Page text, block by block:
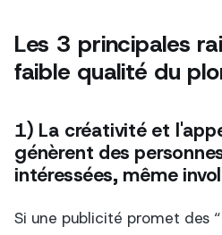
Les 3 principales
faible qualité du
1) La créativité et
génèrent des
intéressées, même
Si une publicité promet des